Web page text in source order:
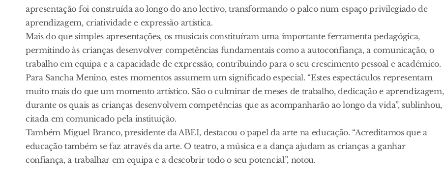
apresentação foi construída ao longo do ano lectivo, transformando o palco num espaço privilegiado de
aprendizagem, criatividade e expressão artística.
Mais do que simples apresentações, os musicais constituíram uma importante ferramenta pedagógica,
permitindo às crianças desenvolver competências fundamentais como a autoconfiança, a comunicação, o
trabalho em equipa e a capacidade de expressão, contribuindo para o seu crescimento pessoal e académico.
Para Sancha Menino, estes momentos assumem um significado especial. “Estes espectáculos representam
muito mais do que um momento artístico. São o culminar de meses de trabalho, dedicação e aprendizagem,
durante os quais as crianças desenvolvem competências que as acompanharão ao longo da vida”, sublinhou,
citada em comunicado pela instituição.
Também Miguel Branco, presidente da ABEI, destacou o papel da arte na educação. “Acreditamos que a
educação também se faz através da arte. O teatro, a música e a dança ajudam as crianças a ganhar
confiança, a trabalhar em equipa e a descobrir todo o seu potencial”, notou.